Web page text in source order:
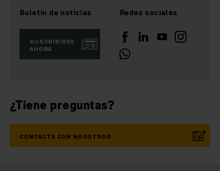
Boletín de noticias
SUSCRIBIRSE
AHORA
Redes sociales
¿Tiene preguntas?
CONTACTE CON NOSOTROS